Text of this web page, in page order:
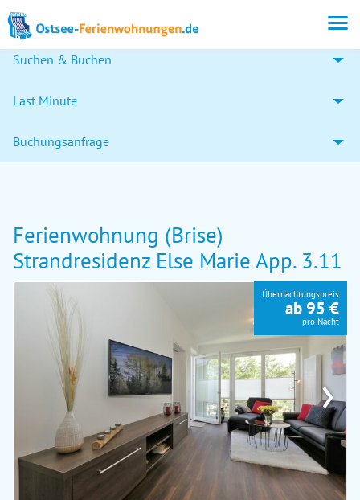
Suchen & Buchen
Last Minute
Buchungsanfrage
Ferienwohnung (Brise)
Strandresidenz Else Marie App. 3.11
›
Übernachtungspreis
ab 95 €
pro Nacht